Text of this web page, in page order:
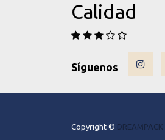
Calidad
Síguenos
Copyright © DREAMPACK